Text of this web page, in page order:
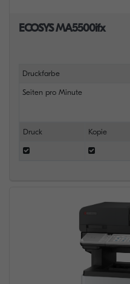
ECOSYS MA5500ifx
Druckfarbe
Seiten pro Minute
Druck Kopie